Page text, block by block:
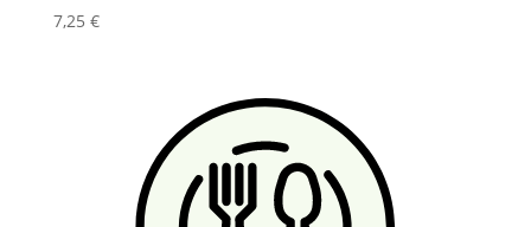
7,25 €